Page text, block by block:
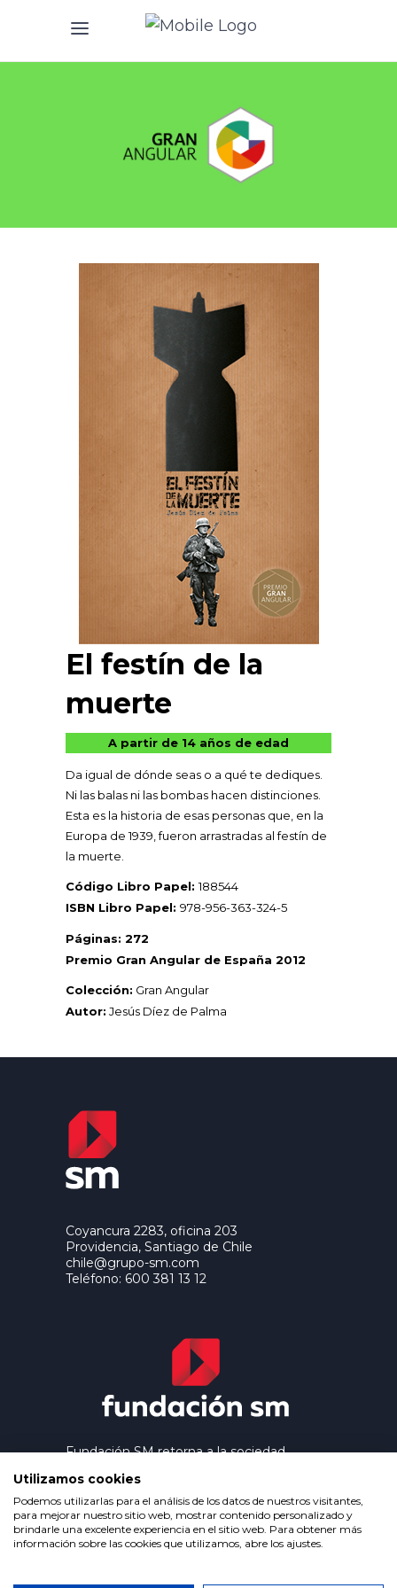
El festín de la
muerte
A partir de 14 años de edad
Da igual de dónde seas o a qué te dediques.
Ni las balas ni las bombas hacen distinciones.
Esta es la historia de esas personas que, en la
Europa de 1939, fueron arrastradas al festín de
la muerte.
Código Libro Papel:188544
ISBN Libro Papel: 978-956-363-324-5
Páginas: 272
Premio Gran Angular de España 2012
Colección: Gran Angular
Autor: Jesús Díez de Palma
Coyancura 2283, oficina 203
Providencia, Santiago de Chile
chile@grupo-sm.com
Teléfono: 600 381 13 12
Fundación SM retorna a la sociedad
editorial de Ediciones SM, contribuyendo
así a extender la cultura y la educación a
los grupos más desfavorecidos.
Condiciones de uso
Utilizamos cookies
Podemos utilizarlas para el análisis de los datos de nuestros visitantes,
para mejorar nuestro sitio web, mostrar contenido personalizado y
brindarle una excelente experiencia en el sitio web. Para obtener más
información sobre las cookies que utilizamos, abre los ajustes.